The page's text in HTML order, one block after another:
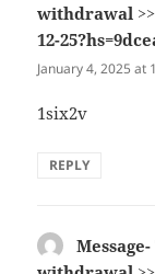
withdrawal
12-
January 4, 2025 at
1six2v
REPLY
Message-